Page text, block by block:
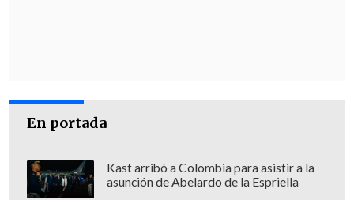
En portada
Kast arribó a Colombia para asistir a la
asunción de Abelardo de la Espriella